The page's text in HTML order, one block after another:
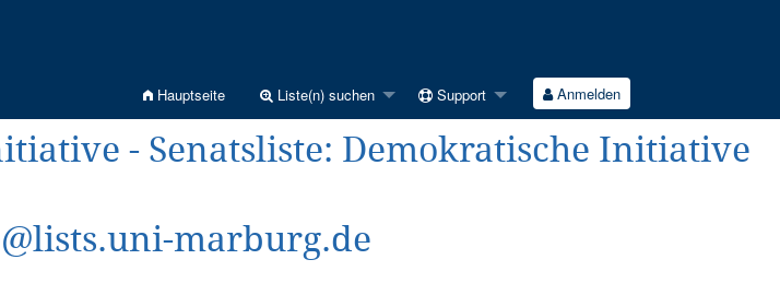
Hauptseite Liste(n) suchen Support Anmelden
- Senatsliste: Demokratische Initiative
marburg.de